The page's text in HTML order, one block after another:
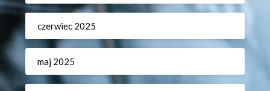
czerwiec 2025
maj 2025